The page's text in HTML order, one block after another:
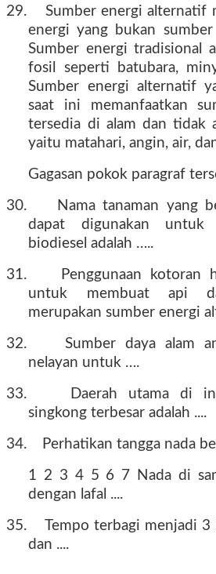
29.
Sumber energi alternatif
energi yang bukan
Sumber energi tradisional
fosil seperti batubara,
Sumber energi alternatif
saat ini memanfaatkan
tersedia di alam dan tidak
yaitu matahari, angin, air,
Gagasan pokok paragraf
30.
Nama tanaman yang
dapat digunakan untuk
biodiesel adalah …..
31.
Penggunaan kotoran
untuk membuat api
merupakan sumber energi
32.
Sumber daya alam
nelayan untuk ….
33.
Daerah utama di
singkong terbesar adalah ....
34. Perhatikan tangga nada
1 2 3 4 5 6 7 Nada di
dengan lafal ....
35.
Tempo terbagi menjadi 3
dan ....